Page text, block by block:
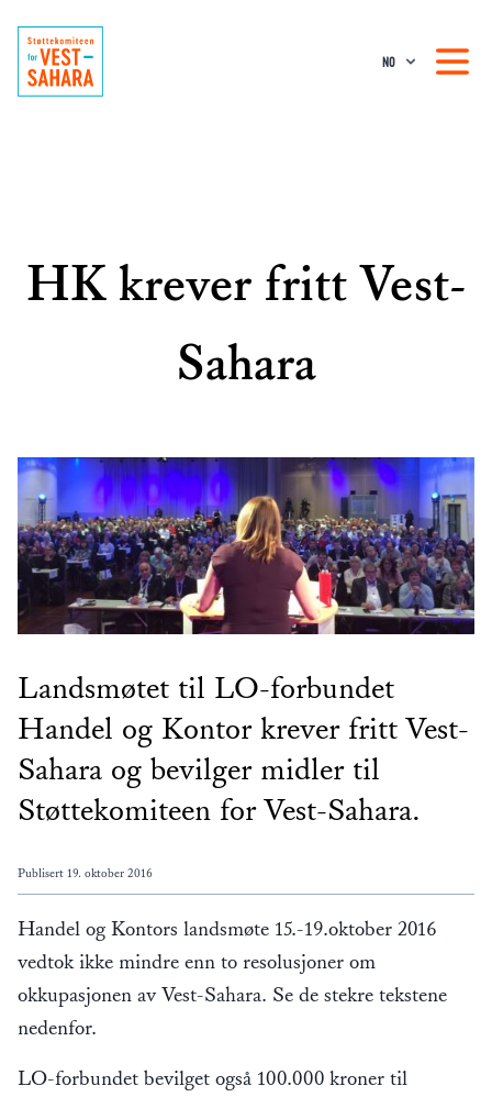
NO
HK krever fritt Vest-
Sahara
Landsmøtet til LO-forbundet
Handel og Kontor krever fritt Vest-
Sahara og bevilger midler til
Støttekomiteen for Vest-Sahara.
Publisert 19. oktober 2016
Handel og Kontors landsmøte 15.-19.oktober 2016
vedtok ikke mindre enn to resolusjoner om
okkupasjonen av Vest-Sahara. Se de stekre tekstene
nedenfor.
LO-forbundet bevilget også 100.000 kroner til